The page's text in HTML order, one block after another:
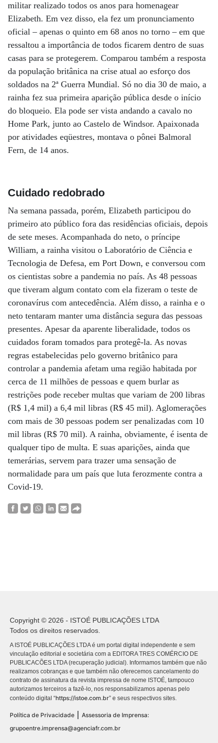
militar realizado todos os anos para homenagear
Elizabeth. Em vez disso, ela fez um pronunciamento
oficial – apenas o quinto em 68 anos no torno – em que
ressaltou a importância de todos ficarem dentro de suas
casas para se protegerem. Comparou também a resposta
da população britânica na crise atual ao esforço dos
soldados na 2ª Guerra Mundial. Só no dia 30 de maio, a
rainha fez sua primeira aparição pública desde o início
do bloqueio. Ela pode ser vista andando a cavalo no
Home Park, junto ao Castelo de Windsor. Apaixonada
por atividades eqüestres, montava o pônei Balmoral
Fern, de 14 anos.
Cuidado redobrado
Na semana passada, porém, Elizabeth participou do
primeiro ato público fora das residências oficiais, depois
de sete meses. Acompanhada do neto, o príncipe
William, a rainha visitou o Laboratório de Ciência e
Tecnologia de Defesa, em Port Down, e conversou com
os cientistas sobre a pandemia no país. As 48 pessoas
que tiveram algum contato com ela fizeram o teste de
coronavírus com antecedência. Além disso, a rainha e o
neto tentaram manter uma distância segura das pessoas
presentes. Apesar da aparente liberalidade, todos os
cuidados foram tomados para protegê-la. As novas
regras estabelecidas pelo governo britânico para
controlar a pandemia afetam uma região habitada por
cerca de 11 milhões de pessoas e quem burlar as
restrições pode receber multas que variam de 200 libras
(R$ 1,4 mil) a 6,4 mil libras (R$ 45 mil). Aglomerações
com mais de 30 pessoas podem ser penalizadas com 10
mil libras (R$ 70 mil). A rainha, obviamente, é isenta de
qualquer tipo de multa. E suas aparições, ainda que
temerárias, servem para trazer uma sensação de
normalidade para um país que luta ferozmente contra a
Covid-19.
Copyright © 2026 - ISTOÉ PUBLICAÇÕES LTDA
Todos os direitos reservados.
A ISTOÉ PUBLICAÇÕES LTDA é um portal digital independente e sem
vinculação editorial e societária com a EDITORA TRES COMÉRCIO DE
PUBLICACÕES LTDA (recuperação judicial). Informamos também que não
realizamos cobranças e que também não oferecemos cancelamento do
contrato de assinatura da revista impressa de nome ISTOÉ, tampouco
autorizamos terceiros a fazê-lo, nos responsabilizamos apenas pelo
conteúdo digital “https://istoe.com.br” e seus respectivos sites.
Política de Privacidade
Assessoria de Imprensa:
grupoentre.imprensa@agenciafr.com.br